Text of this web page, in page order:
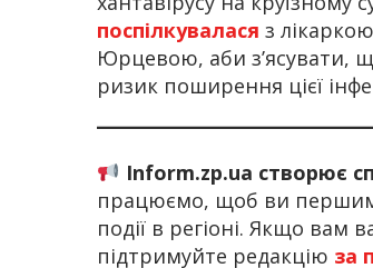
поспілкувалася з
Юрцевою, аби з’ясувати,
ризик поширення цієї
Inform.zp.ua створює
працюємо, щоб ви
події в регіоні. Якщо
підтримуйте редакцію за